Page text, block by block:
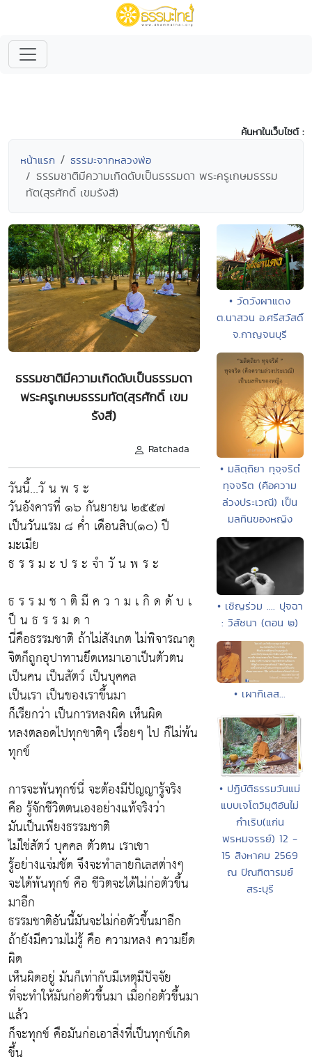
ค้นหาในเว็บไซต์ :
หน้าแรก ธรรมะจากหลวงพ่อ
ธรรมชาติมีความเกิดดับเป็นธรรมดา พระครูเกษมธรรม
ทัต(สุรศักดิ์ เขมรังสี)
ธรรมชาติมีความเกิดดับเป็นธรรมดา
พระครูเกษมธรรมทัต(สุรศักดิ์ เขม
รังสี)
Ratchada
วันนี้...วั น พ ร ะ
วันอังคารที่ ๑๖ กันยายน ๒๕๕๗
เป็นวันแรม ๘ ค่ำ เดือนสิบ(๑๐) ปี
มะเมีย
ธ ร ร ม ะ ป ร ะ จำ วั น พ ร ะ
ธ ร ร ม ช า ติ มี ค ว า ม เ กิ ด ดั บ เ
ป็ น ธ ร ร ม ด า
นี่คือธรรมชาติ ถ้าไม่สังเกต ไม่พิจารณาดู
จิตก็ถูกอุปาทานยึดเหมาเอาเป็นตัวตน
เป็นคน เป็นสัตว์ เป็นบุคคล
เป็นเรา เป็นของเราขึ้นมา
ก็เรียกว่า เป็นการหลงผิด เห็นผิด
หลงตลอดไปทุกชาติๆ เรื่อยๆ ไป ก็ไม่พ้น
ทุกข์
การจะพ้นทุกข์นี่ จะต้องมีปัญญารู้จริง
คือ รู้จักชีวิตตนเองอย่างแท้จริงว่า
มันเป็นเพียงธรรมชาติ
ไม่ใช่สัตว์ บุคคล ตัวตน เราเขา
รู้อย่างแจ่มชัด จึงจะทำลายกิเลสต่างๆ
จะได้พ้นทุกข์ คือ ชีวิตจะได้ไม่ก่อตัวขึ้น
มาอีก
ธรรมชาติอันนี้มันจะไม่ก่อตัวขึ้นมาอีก
ถ้ายังมีความไม่รู้ คือ ความหลง ความยึด
ผิด
เห็นผิดอยู่ มันก็เท่ากับมีเหตุมีปัจจัย
ที่จะทำให้มันก่อตัวขึ้นมา เมื่อก่อตัวขึ้นมา
แล้ว
ก็จะทุกข์ คือมันก่อเอาสิ่งที่เป็นทุกข์เกิด
ขึ้น
• วัดวังผาแดง
ต.นาสวน อ.ศรีสวัสดิ์
จ.กาญจนบุรี
• มลิตฺถิยา ทุจฺจริตํ
ทุจจริต (คือความ
ล่วงประเวณี) เป็น
มลทินของหญิง
• เชิญร่วม .... ปุจฉา
: วิสัชนา (ตอน ๒)
• เผากิเลส...
• ปฏิบัติธรรมวันแม่
แบบเจโตวิมุติอันไม่
กำเริบ(แก่น
พรหมจรรย์) 12 -
15 สิงหาคม 2569
ณ ปัณฑิตารมย์
สระบุรี